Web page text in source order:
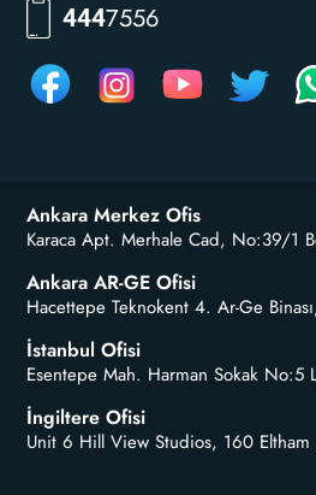
444RKLM
Ankara Merkez Ofis
Karaca Apt. Merhale Cad, No:39/1
Ankara AR-GE Ofisi
Hacettepe Teknokent 4. Ar-Ge
İstanbul Ofisi
Esentepe Mah. Harman Sokak No:5
İngiltere Ofisi
Unit 6 Hill View Studios, 160